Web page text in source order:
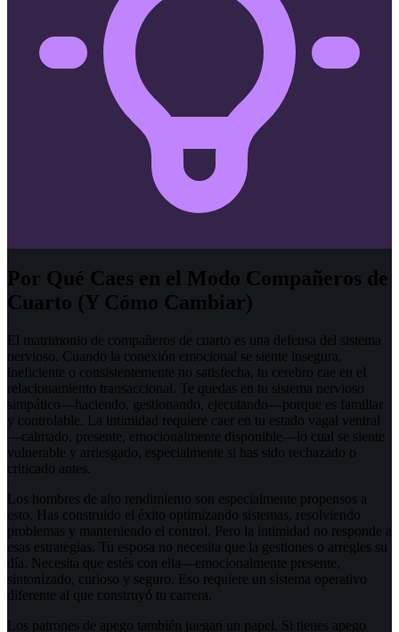
Por Qué Caes en el Modo Compañeros de
Cuarto (Y Cómo Cambiar)
El matrimonio de compañeros de cuarto es una defensa del sistema
nervioso. Cuando la conexión emocional se siente insegura,
ineficiente o consistentemente no satisfecha, tu cerebro cae en el
relacionamiento transaccional. Te quedas en tu sistema nervioso
simpático—haciendo, gestionando, ejecutando—porque es familiar
y controlable. La intimidad requiere caer en tu estado vagal ventral
—calmado, presente, emocionalmente disponible—lo cual se siente
vulnerable y arriesgado, especialmente si has sido rechazado o
criticado antes.
Los hombres de alto rendimiento son especialmente propensos a
esto. Has construido el éxito optimizando sistemas, resolviendo
problemas y manteniendo el control. Pero la intimidad no responde a
esas estrategias. Tu esposa no necesita que la gestiones o arregles su
día. Necesita que estés con ella—emocionalmente presente,
sintonizado, curioso y seguro. Eso requiere un sistema operativo
diferente al que construyó tu carrera.
Los patrones de apego también juegan un papel. Si tienes apego